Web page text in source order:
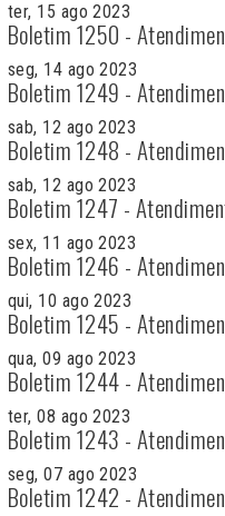
ter, 15 ago 2023
Boletim 1250 -
seg, 14 ago 2023
Boletim 1249 -
sab, 12 ago 2023
Boletim 1248 -
sab, 12 ago 2023
Boletim 1247 -
sex, 11 ago 2023
Boletim 1246 -
qui, 10 ago 2023
Boletim 1245 -
qua, 09 ago 2023
Boletim 1244 -
ter, 08 ago 2023
Boletim 1243 -
seg, 07 ago 2023
Boletim 1242 -